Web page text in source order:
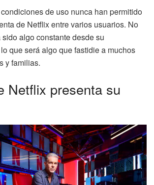
de uso nunca han permitido
de Netflix entre varios usuarios. No
algo constante desde su
que será algo que fastidie a muchos
y familias.
Netflix presenta su